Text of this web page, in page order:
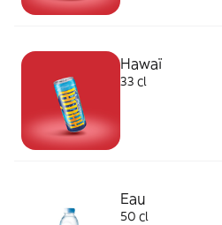
Hawaï
33 cl
Eau
50 cl